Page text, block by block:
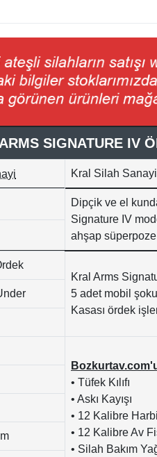
SIGNATURE IV
Kral Silah
Dipçik ve el
Signature IV
ahşap
Kral Arms
5 adet mobil
Kasası ördek
• Tüfek Kılıfı
• Askı Kayışı
• 12 Kalibre Harbi
• 12 Kalibre Av
• Silah Bakım